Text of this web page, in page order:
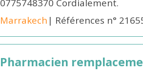
0775748370 Cordialement.
Marrakech | Références n°
Pharmacien